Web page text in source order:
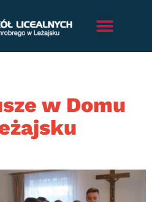
w Domu